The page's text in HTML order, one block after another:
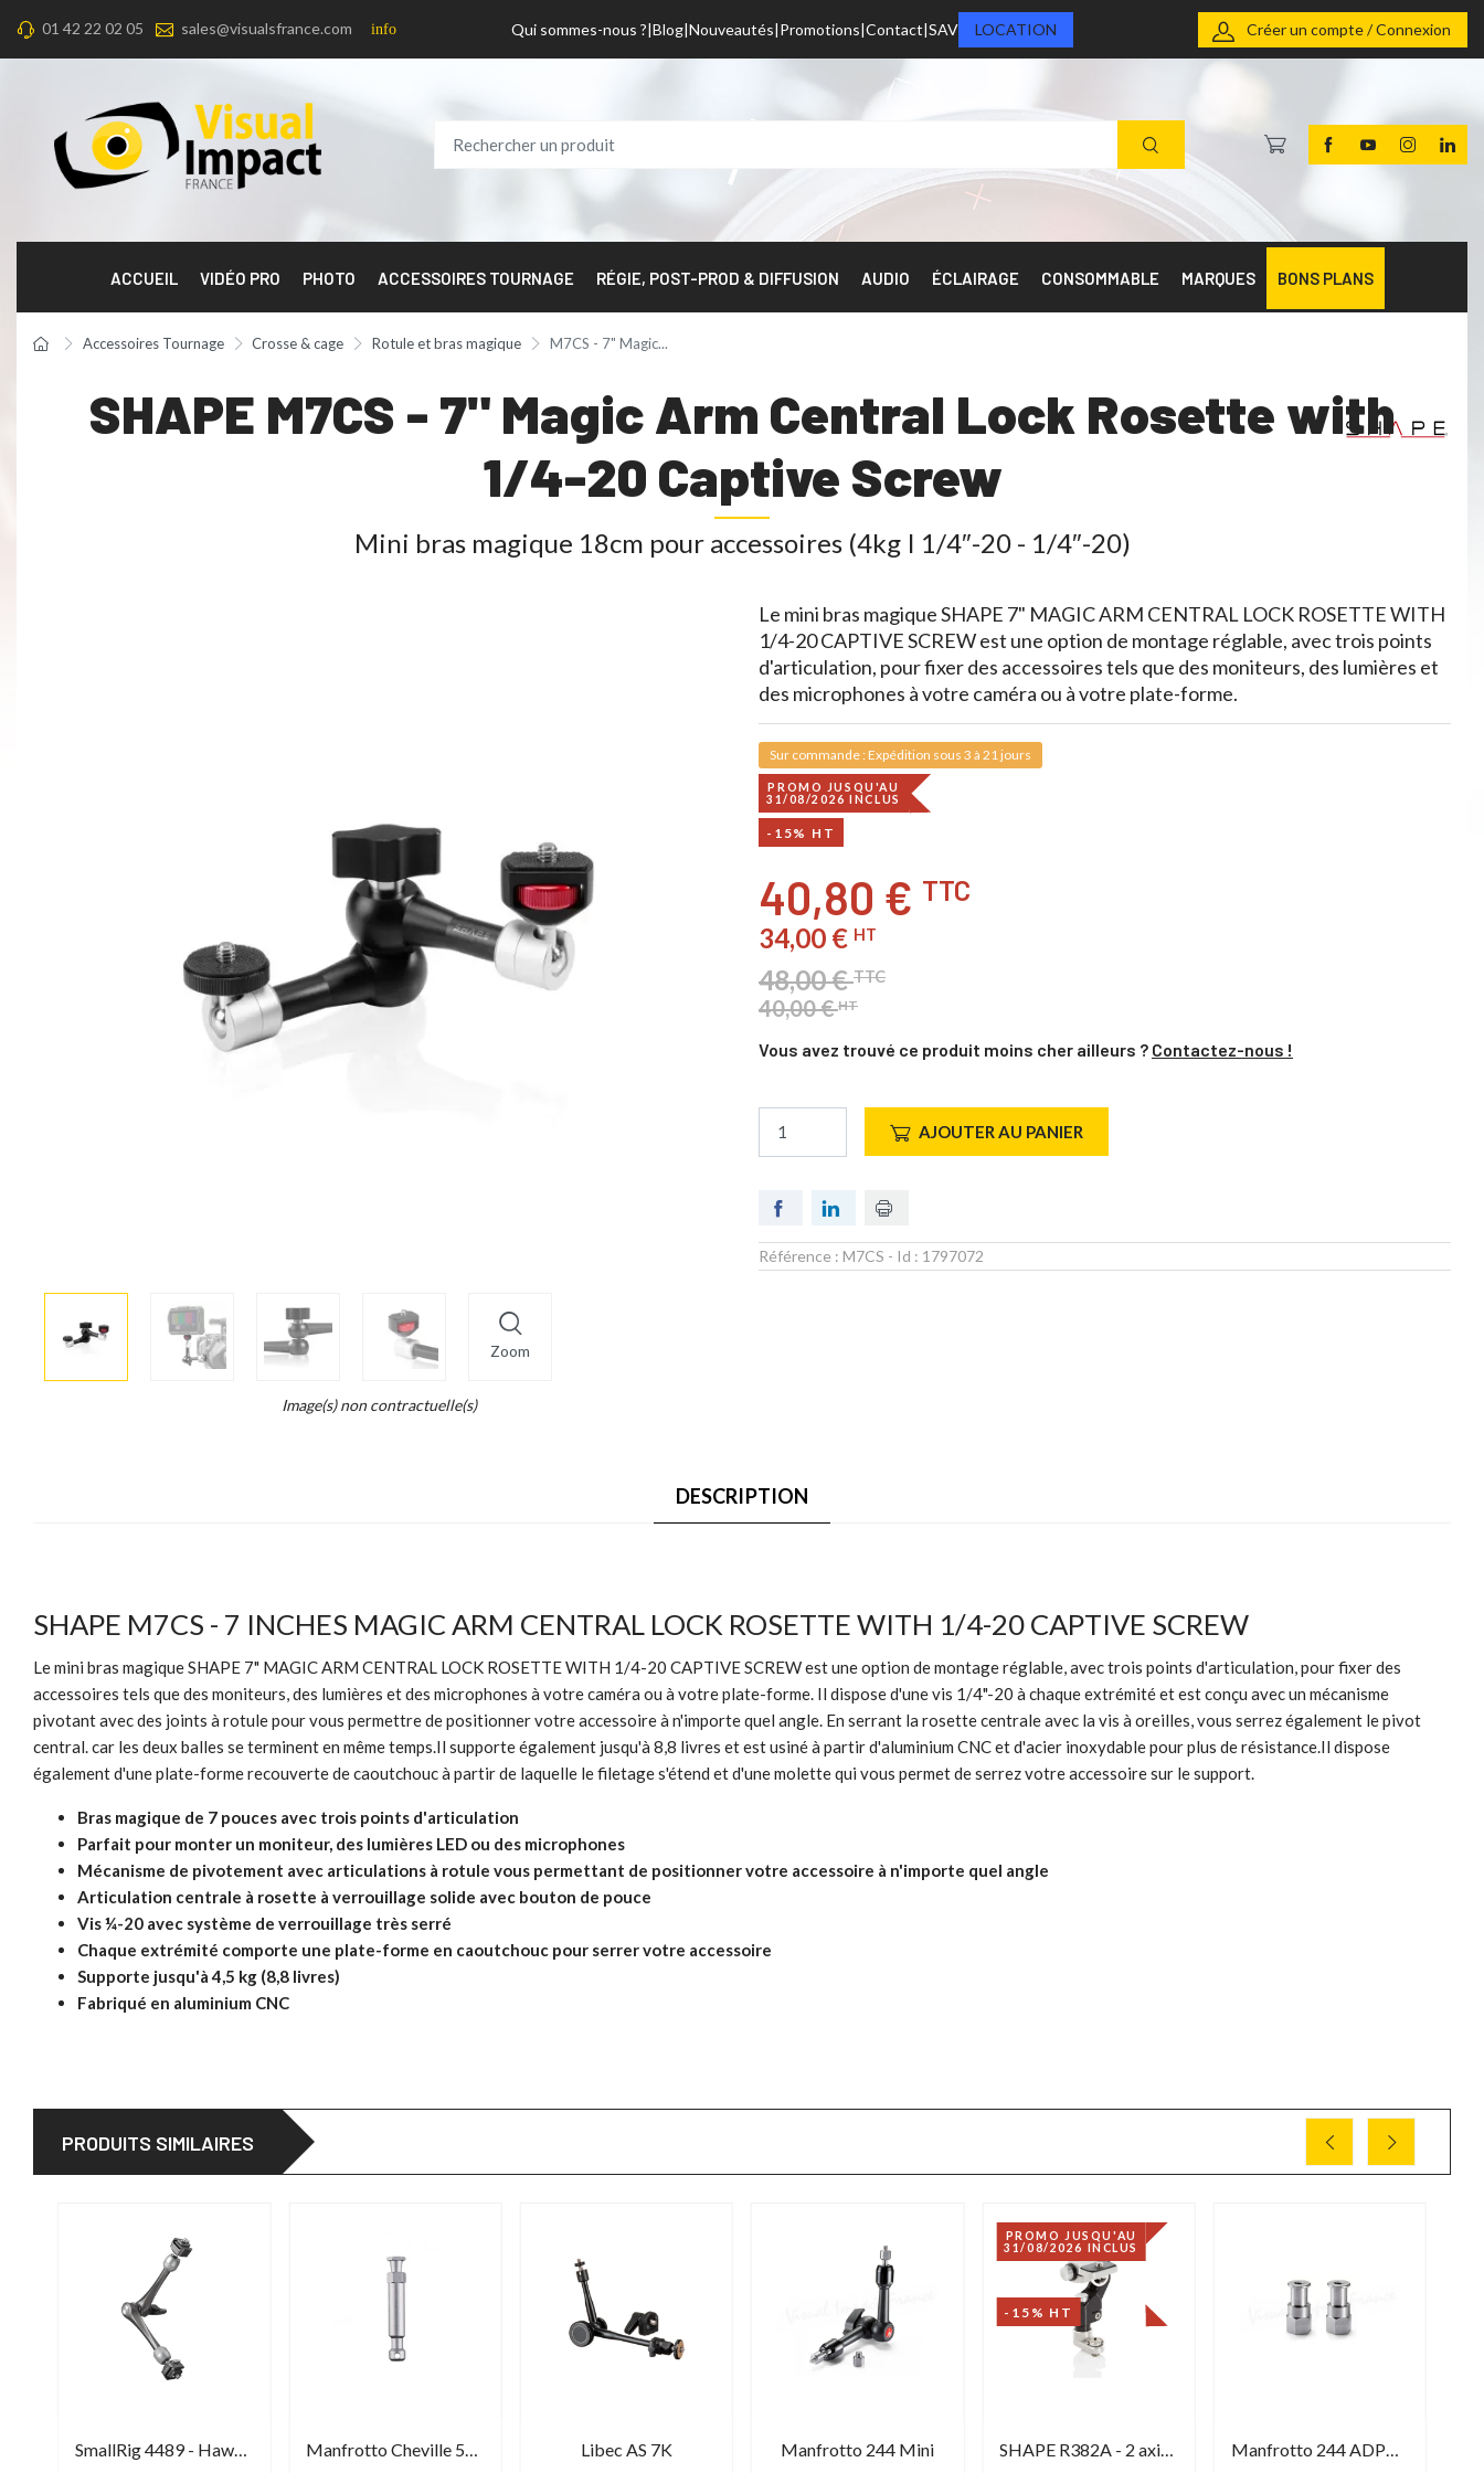
01 42 22 02 05 sales@visualsfrance.com info Qui sommes-nous ? Blog Nouveautés Promotions Contact SAV LOCATION Créer un compte / Connexion
ACCUEIL VIDÉO PRO PHOTO ACCESSOIRES TOURNAGE RÉGIE, POST-PROD & DIFFUSION AUDIO ÉCLAIRAGE CONSOMMABLE MARQUES BONS PLANS
Accessoires Tournage Crosse & cage Rotule et bras magique M7CS - 7" Magic...
SHAPE M7CS - 7" Magic Arm Central Lock Rosette with
1/4-20 Captive Screw
Mini bras magique 18cm pour accessoires (4kg I 1/4″-20 - 1/4″-20)
Zoom
More
info
Image(s) non contractuelle(s)
Le mini bras magique SHAPE 7" MAGIC ARM CENTRAL LOCK ROSETTE WITH
1/4-20 CAPTIVE SCREW est une option de montage réglable, avec trois points
d'articulation, pour fixer des accessoires tels que des moniteurs, des lumières et
des microphones à votre caméra ou à votre plate-forme.
Sur commande : Expédition sous 3 à 21 jours
PROMO JUSQU'AU
31/08/2026 INCLUS
-15% HT
40,80 € TTC
34,00 € HT
48,00 €TTC
40,00 €HT
Vous avez trouvé ce produit moins cher ailleurs ? Contactez-nous !
AJOUTER AU PANIER
Référence : M7CS - Id : 1797072
DESCRIPTION
SHAPE M7CS - 7 INCHES MAGIC ARM CENTRAL LOCK ROSETTE WITH 1/4-20 CAPTIVE SCREW
Le mini bras magique SHAPE 7" MAGIC ARM CENTRAL LOCK ROSETTE WITH 1/4-20 CAPTIVE SCREW est une option de montage réglable, avec trois points d'articulation, pour fixer des
accessoires tels que des moniteurs, des lumières et des microphones à votre caméra ou à votre plate-forme. Il dispose d'une vis 1/4"-20 à chaque extrémité et est conçu avec un mécanisme
pivotant avec des joints à rotule pour vous permettre de positionner votre accessoire à n'importe quel angle. En serrant la rosette centrale avec la vis à oreilles, vous serrez également le pivot
central. car les deux balles se terminent en même temps.Il supporte également jusqu'à 8,8 livres et est usiné à partir d'aluminium CNC et d'acier inoxydable pour plus de résistance.Il dispose
également d'une plate-forme recouverte de caoutchouc à partir de laquelle le filetage s'étend et d'une molette qui vous permet de serrez votre accessoire sur le support.
Bras magique de 7 pouces avec trois points d'articulation
Parfait pour monter un moniteur, des lumières LED ou des microphones
Mécanisme de pivotement avec articulations à rotule vous permettant de positionner votre accessoire à n'importe quel angle
Articulation centrale à rosette à verrouillage solide avec bouton de pouce
Vis ¼-20 avec système de verrouillage très serré
Chaque extrémité comporte une plate-forme en caoutchouc pour serrer votre accessoire
Supporte jusqu'à 4,5 kg (8,8 livres)
Fabriqué en aluminium CNC
PRODUITS SIMILAIRES
SmallRig 4489 - HawkLock H21 Quick Release Rosette Magic Arm Manfrotto Cheville 5/8'' pour Super Clamp 035 Libec AS 7K Manfrotto 244 Mini
PROMO JUSQU'AU
31/08/2026 INCLUS
-15% HT
SHAPE R382A - 2 axis Push-Button arm Manfrotto 244 ADPT58